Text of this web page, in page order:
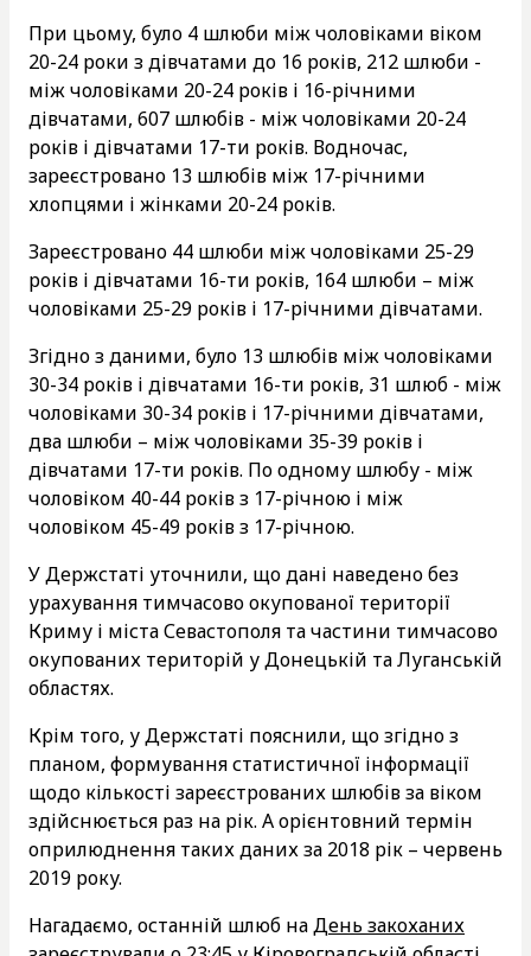
При цьому, було 4 шлюби між чоловіками віком
20-24 роки з дівчатами до 16 років, 212 шлюби -
між чоловіками 20-24 років і 16-річними
дівчатами, 607 шлюбів - між чоловіками 20-24
років і дівчатами 17-ти років. Водночас,
зареєстровано 13 шлюбів між 17-річними
хлопцями і​ жінками 20-24 років.
Зареєстровано 44 шлюби між чоловіками 25-29
років і дівчатами 16-ти років, 164 шлюби – між
чоловіками 25-29 років і 17-річними дівчатами.
Згідно з даними, було 13 шлюбів між чоловіками
30-34 років і дівчатами 16-ти років, 31 шлюб - між
чоловіками 30-34 років і 17-річними дівчатами,
два шлюби – між чоловіками 35-39 років і
дівчатами 17-ти років. По одному шлюбу -​​ між
чоловіком 40-44 років з 17-річною і між
чоловіком 45-49 років з 17-річною.
У Держстаті уточнили, що дані наведено без
урахування тимчасово окупованої території
Криму і міста Севастополя та частини тимчасово
окупованих територій у Донецькій та Луганській
областях.
Крім того, у Держстаті пояснили, що згідно з
планом, формування статистичної інформації
щодо кількості зареєстрованих шлюбів за віком
здійснюється раз на рік. А орієнтовний термін
оприлюднення таких даних за 2018 рік – червень
2019 року.
Нагадаємо, останній шлюб наДень закоханих